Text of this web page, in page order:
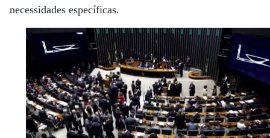
necessidades específicas.